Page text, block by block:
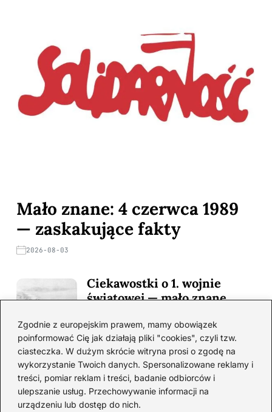
Zgodnie z europejskim prawem, mamy obowiązek
poinformować Cię jak działają pliki "cookies", czyli tzw.
ciasteczka. W dużym skrócie witryna prosi o zgodę na
wykorzystanie Twoich danych. Spersonalizowane reklamy i
treści, pomiar reklam i treści, badanie odbiorców i
ulepszanie usług. Przechowywanie informacji na
urządzeniu lub dostęp do nich.
Mało znane: 4 czerwca 1989
— zaskakujące fakty
2026-08-03
Ciekawostki o 1. wojnie
światowej — mało znane
2026-08-02
Zaskakujące ciekawostki o
Krzysztofie Kolumbie
2026-07-20